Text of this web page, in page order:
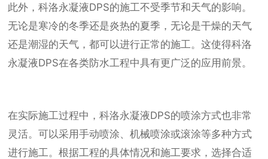
此外，科洛永凝液DPS的施工不受季节和天气的影响。
无论是寒冷的冬季还是炎热的夏季，无论是干燥的天气
还是潮湿的天气，都可以进行正常的施工。这使得科洛
永凝液DPS在各类防水工程中具有更广泛的应用前景。
在实际施工过程中，科洛永凝液DPS的喷涂方式也非常
灵活。可以采用手动喷涂、机械喷涂或滚涂等多种方式
进行施工。根据工程的具体情况和施工要求，选择合适